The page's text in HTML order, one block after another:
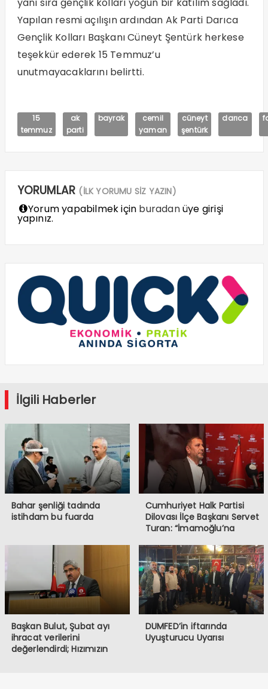
yanı sıra gençlik kolları yoğun bir katılım sağladı.
Yapılan resmi açılışın ardından Ak Parti Darıca
Gençlik Kolları Başkanı Cüneyt Şentürk herkese
teşekkür ederek 15 Temmuz’u
unutmayacaklarını belirtti.
15
temmuz
ak
parti
bayrak
cemil
yaman
cüneyt
şentürk
darıca
YORUMLAR (İLK YORUMU SİZ YAZIN)
Yorum yapabilmek için buradanüye girişi
yapınız.
İlgili Haberler
Bahar şenliği tadında
istihdam bu fuarda
Cumhuriyet Halk Partisi
Dilovası İlçe Başkanı Servet
Turan: “İmamoğlu’na
Halkın İradesine
Müdahaledir”
Başkan Bulut, Şubat ayı
ihracat verilerini
değerlendirdi; Hızımızın
DUMFED’in iftarında
Uyuşturucu Uyarısı